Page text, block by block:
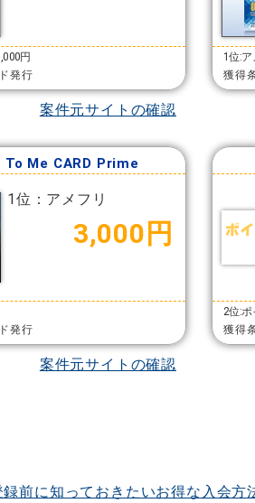
円
発行
案件元サイトの確認
1位:ア
獲得
To Me CARD Prime
1位：アメフリ
3,000円
発行
案件元サイトの確認
2位:ポ
獲得
前に知っておきたいお得な入会方